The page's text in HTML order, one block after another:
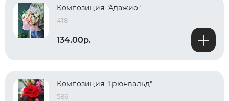
Композиция "Адажио"
418
134.00р.
Композиция "Грюнвальд"
586